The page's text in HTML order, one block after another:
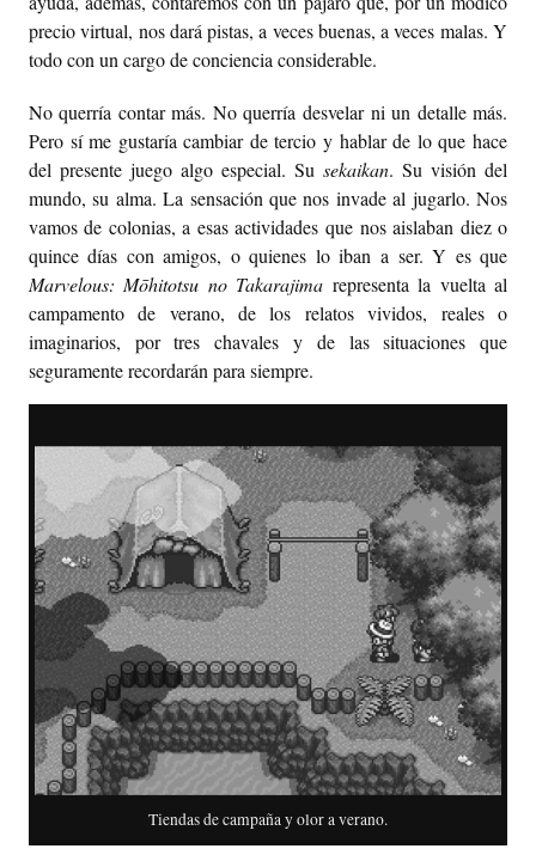
precio virtual, nos dará pistas, a veces buenas, a veces malas. Y
todo con un cargo de conciencia considerable.
No querría contar más. No querría desvelar ni un detalle más.
Pero sí me gustaría cambiar de tercio y hablar de lo que hace
del presente juego algo especial. Susekaikan. Su visión del
mundo, su alma. La sensación que nos invade al jugarlo. Nos
vamos de colonias, a esas actividades que nos aislaban diez o
quince días con amigos, o quienes lo iban a ser. Y es que
Marvelous: Mōhitotsu no Takarajima representa la vuelta al
campamento de verano, de los relatos vividos, reales o
imaginarios, por tres chavales y de las situaciones que
seguramente recordarán para siempre.
Tiendas de campaña y olor a verano.